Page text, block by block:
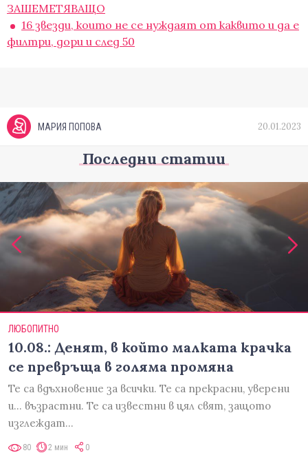
ЗАШЕМЕТЯВАЩО
16 звезди, които не се нуждаят от каквито и да е
филтри, дори и след 50
МАРИЯ ПОПОВА 20.01.2023
Последни статии
ЛЮБОПИТНО
10.08.: Денят, в който малката крачка
се превръща в голяма промяна
Те са вдъхновение за всички. Те са прекрасни, уверени
и... възрастни. Те са известни в цял свят, защото
изглеждат…
80 2 мин 0